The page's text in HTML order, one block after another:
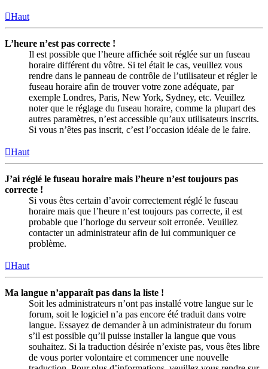
Haut
L’heure n’est pas correcte !
Il est possible que l’heure affichée soit réglée sur un fuseau
horaire différent du vôtre. Si tel était le cas, veuillez vous
rendre dans le panneau de contrôle de l’utilisateur et régler le
fuseau horaire afin de trouver votre zone adéquate, par
exemple Londres, Paris, New York, Sydney, etc. Veuillez
noter que le réglage du fuseau horaire, comme la plupart des
autres paramètres, n’est accessible qu’aux utilisateurs inscrits.
Si vous n’êtes pas inscrit, c’est l’occasion idéale de le faire.
Haut
J’ai réglé le fuseau horaire mais l’heure n’est toujours pas
correcte !
Si vous êtes certain d’avoir correctement réglé le fuseau
horaire mais que l’heure n’est toujours pas correcte, il est
probable que l’horloge du serveur soit erronée. Veuillez
contacter un administrateur afin de lui communiquer ce
problème.
Haut
Ma langue n’apparaît pas dans la liste !
Soit les administrateurs n’ont pas installé votre langue sur le
forum, soit le logiciel n’a pas encore été traduit dans votre
langue. Essayez de demander à un administrateur du forum
s’il est possible qu’il puisse installer la langue que vous
souhaitez. Si la traduction désirée n’existe pas, vous êtes libre
de vous porter volontaire et commencer une nouvelle